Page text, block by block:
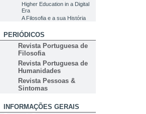
Higher Education in a Digital
Era
A Filosofia e a sua História
PERIÓDICOS
Revista Portuguesa de
Filosofia
Revista Portuguesa de
Humanidades
Revista Pessoas &
Sintomas
INFORMAÇÕES GERAIS